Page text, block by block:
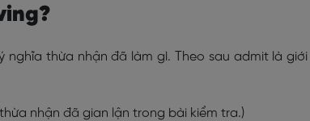
thừa nhận đã làm gì. Theo sau admit là
nhận đã gian lận trong bài kiểm tra.)